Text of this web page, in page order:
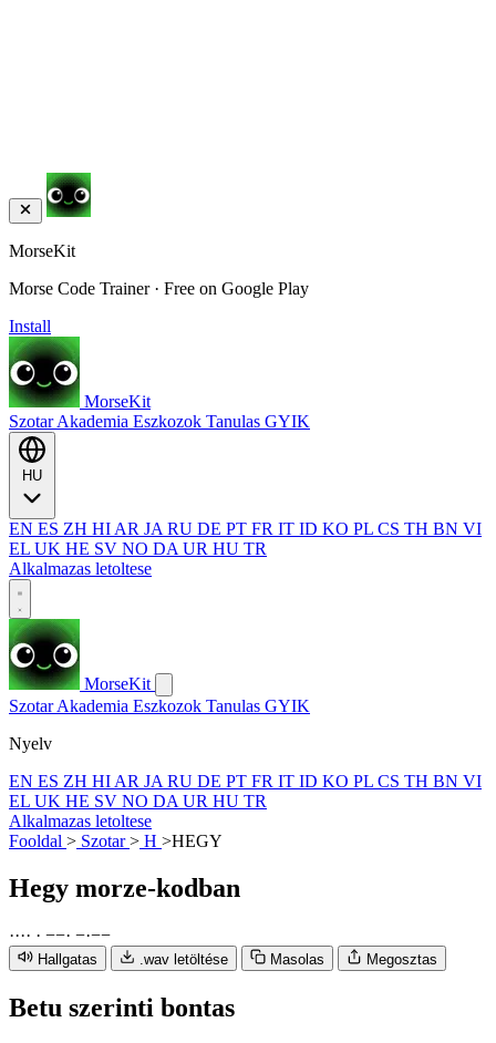
MorseKit
Morse Code Trainer · Free on Google Play
Install
MorseKit
SzotarAkademia Eszkozok Tanulas GYIK
EN ES ZH HI AR JA RU DE PT FR IT ID KO PL CS TH BN VI
EL UK HE SV NO DA UR HU TR
Alkalmazas letoltese
MorseKit
SzotarAkademia Eszkozok Tanulas GYIK
Nyelv
EN ES ZH HI AR JA RU DE PT FR IT ID KO PL CS TH BN VI
EL UK HE SV NO DA UR HU TR
Alkalmazas letoltese
Fooldal > Szotar> H >HEGY
Hegy morze-kodban
···· · −−· −·−−
Hallgatas .wav letöltése Masolas Megosztas
Betu szerinti bontas